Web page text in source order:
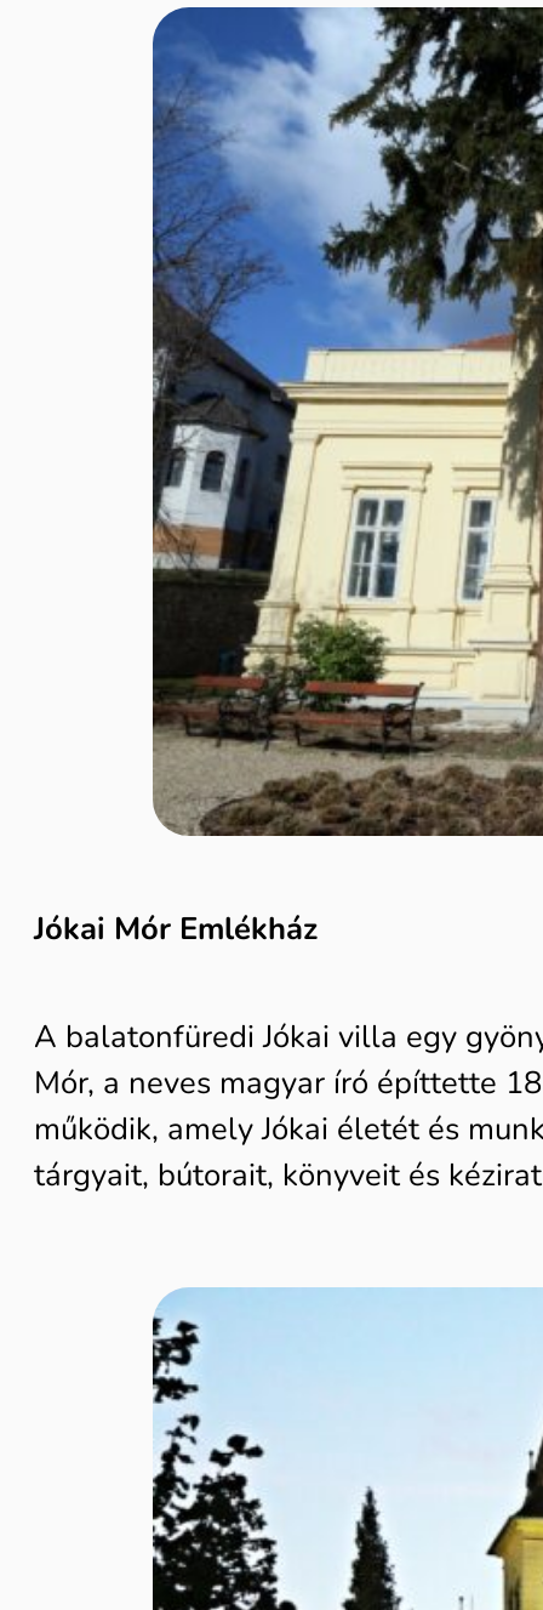
Jókai Mór Emlékház
A balatonfüredi Jókai villa egy
Mór, a neves magyar író építtette
működik, amely Jókai életét és
tárgyait, bútorait, könyveit és